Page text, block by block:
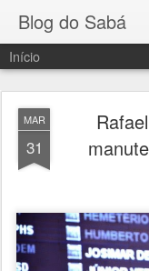
Blog do Sabá
Início
MAR
31